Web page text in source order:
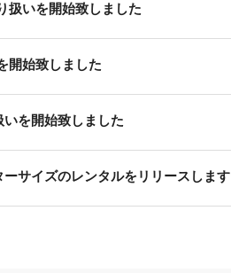
扱いを開始致しました
開始致しました
いを開始致しました
ーサイズのレンタルをリリースします